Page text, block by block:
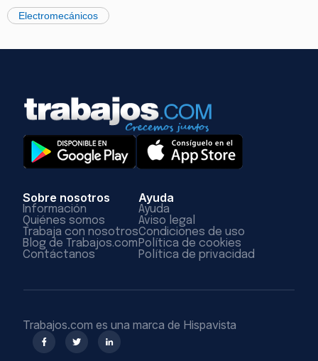
Electromecánicos
Sobre nosotros
Información
Quiénes somos
Trabaja con nosotros
Blog de Trabajos.com
Contáctanos
Ayuda
Ayuda
Aviso legal
Condiciones de uso
Política de cookies
Política de privacidad
Trabajos.com es una marca de Hispavista